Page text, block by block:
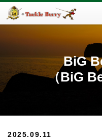
BiG
（BiG
2025.09.11